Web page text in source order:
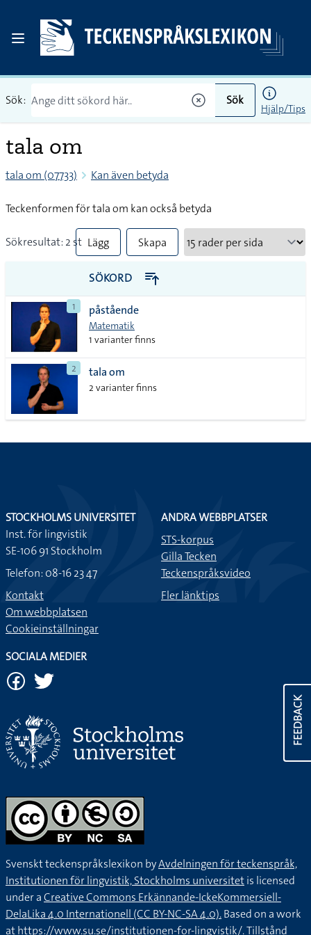
Sök: Sök
Hjälp/Tips
tala om
tala om (07733) Kan även betyda
Teckenformen för tala om kan också betyda
Sökresultat: 2 st Lägg
till
alla i
lista
Skapa
PDF
SÖKORD
1 påstående
Matematik
1 varianter finns
2 tala om
2 varianter finns
FEEDBACK
STOCKHOLMS UNIVERSITET
Inst. för lingvistik
SE-106 91 Stockholm
Telefon: 08-16 23 47
Kontakt
Om webbplatsen
Cookieinställningar
ANDRA WEBBPLATSER
STS-korpus
Gilla Tecken
Teckenspråksvideo
Fler länktips
SOCIALA MEDIER
Svenskt teckenspråkslexikon byAvdelningen för teckenspråk,
Institutionen för lingvistik, Stockholms universitetis licensed
under aCreative Commons Erkännande-IckeKommersiell-
DelaLika 4.0 Internationell (CC BY-NC-SA 4.0).Based on a work
athttps://www.su.se/institutionen-for-lingvistik/. Tillstånd